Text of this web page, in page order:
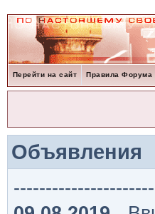
Перейти на сайт Правила Форума
Объявления